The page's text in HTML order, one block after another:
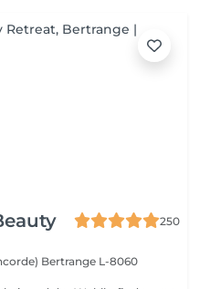
250
Bertrange L-8060